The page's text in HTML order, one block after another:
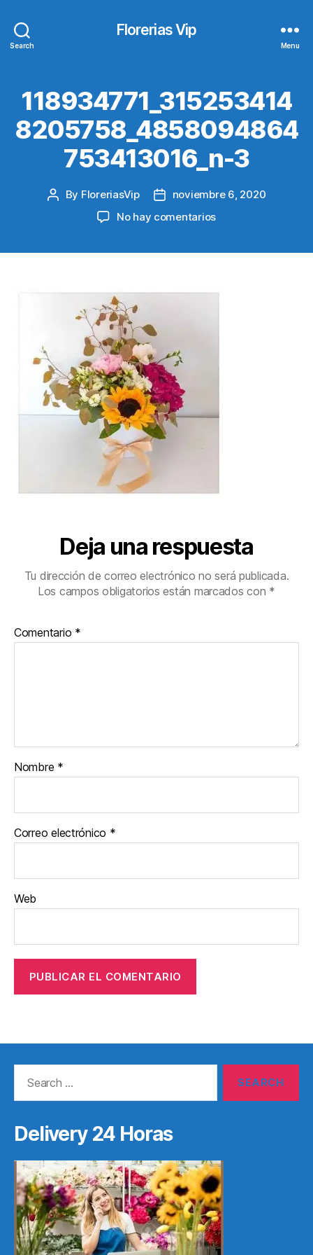
Search
Florerias Vip
Menu
118934771_315253414
8205758_4858094864
753413016_n-3
Post
By FloreriasVip
Postnoviembre 6, 2020
No hay comentariosen
Deja una respuesta
Tu dirección de correo electrónico no será publicada.
Los campos obligatorios están marcados con *
Comentario *
Nombre *
Correo electrónico *
Web
Delivery 24 Horas